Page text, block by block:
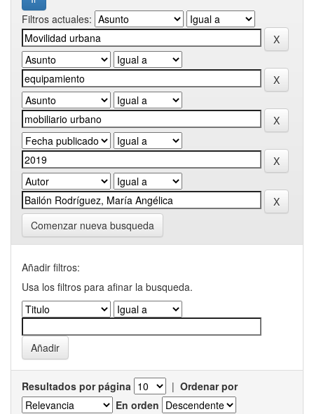
Filtros actuales:
Comenzar nueva busqueda
Añadir filtros:
Usa los filtros para afinar la busqueda.
Resultados por página | Ordenar por
En orden